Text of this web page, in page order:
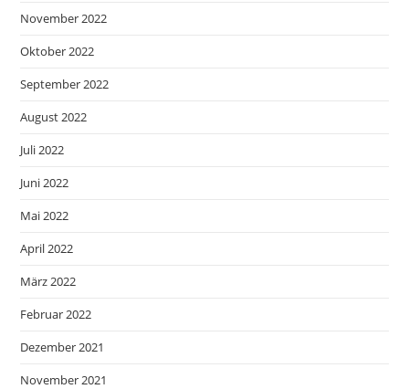
November 2022
Oktober 2022
September 2022
August 2022
Juli 2022
Juni 2022
Mai 2022
April 2022
März 2022
Februar 2022
Dezember 2021
November 2021